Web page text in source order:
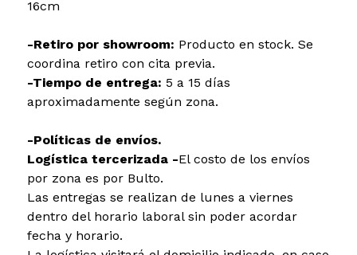
16cm
-Retiro por showroom: Producto en stock. Se
coordina retiro con cita previa.
-Tiempo de entrega: 5 a 15 días
aproximadamente según zona.
-Políticas de envíos.
Logística tercerizada -El costo de los envíos
por zona es por Bulto.
Las entregas se realizan de lunes a viernes
dentro del horario laboral sin poder acordar
fecha y horario.